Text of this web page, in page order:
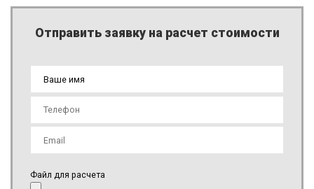
Отправить заявку на расчет стоимости
Файл для расчета